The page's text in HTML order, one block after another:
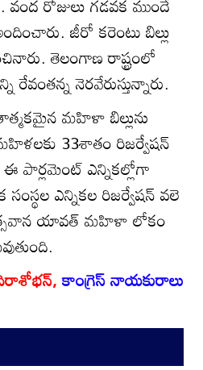
జీరో కరెంటు బిల్లు
తెలంగాణ రాష్ట్రంలో
రేవంతన్న నెరవేరుస్తున్నారు.
మహిళా బిల్లును
33శాతం రిజర్వేషన్
ఈ పార్లమెంట్ ఎన్నికల్లోగా
ఎన్నికల రిజర్వేషన్ వలె
యావత్ మహిళా లోకం
కాంగ్రెస్ నాయకురాలు